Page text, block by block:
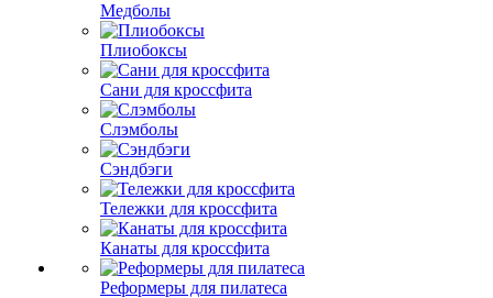
Медболы
Плиобоксы
Сани для кроссфита
Слэмболы
Сэндбэги
Тележки для кроссфита
Канаты для кроссфита
Реформеры для пилатеса